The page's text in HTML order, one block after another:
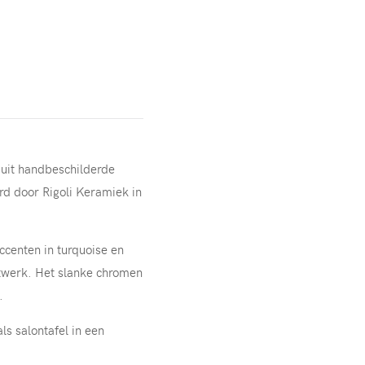
handbeschilderde
door Rigoli Keramiek in
in turquoise en
Het slanke chromen
salontafel in een